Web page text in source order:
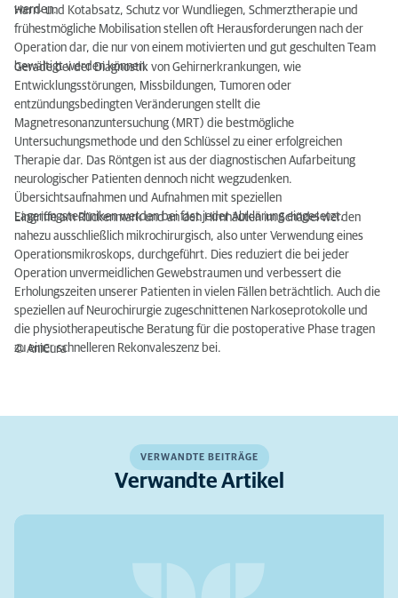
werden.
Harn- und Kotabsatz, Schutz vor Wundliegen, Schmerztherapie und
frühestmögliche Mobilisation stellen oft Herausforderungen nach der
Operation dar, die nur von einem motivierten und gut geschulten Team
bewältigt werden können.
Gerade bei der Diagnostik von Gehirnerkrankungen, wie
Entwicklungsstörungen, Missbildungen, Tumoren oder
entzündungsbedingten Veränderungen stellt die
Magnetresonanzuntersuchung (MRT) die bestmögliche
Untersuchungsmethode und den Schlüssel zu einer erfolgreichen
Therapie dar. Das Röntgen ist aus der diagnostischen Aufarbeitung
neurologischer Patienten dennoch nicht wegzudenken.
Übersichtsaufnahmen und Aufnahmen mit speziellen
Lagerungstechniken werden bei fast jeder Abklärung eingesetzt.
Eingriffe am Rückenmark und an den Hirnhäuten im Schädel werden
nahezu ausschließlich mikrochirurgisch, also unter Verwendung eines
Operationsmikroskops, durchgeführt. Dies reduziert die bei jeder
Operation unvermeidlichen Gewebstraumen und verbessert die
Erholungszeiten unserer Patienten in vielen Fällen beträchtlich. Auch die
speziellen auf Neurochirurgie zugeschnittenen Narkoseprotokolle und
die physiotherapeutische Beratung für die postoperative Phase tragen
zu einer schnelleren Rekonvaleszenz bei.
© AniCura
VERWANDTE BEITRÄGE
Verwandte Artikel